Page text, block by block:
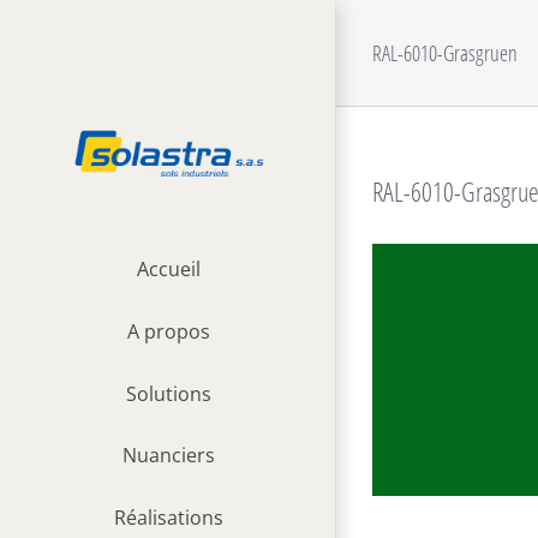
Accueil
A propos
Solutions
Nuanciers
Réalisations
RAL-6010-Grasgruen
RAL-6010-